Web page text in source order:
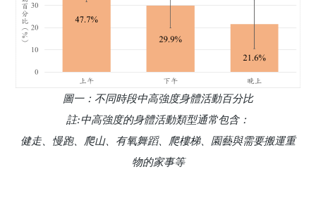
圖一：不同時段中高強度身體活動百分比
註:中高強度的身體活動類型通常包含：
健走、慢跑、爬山、有氧舞蹈、爬樓梯、園藝與需要搬運重
物的家事等